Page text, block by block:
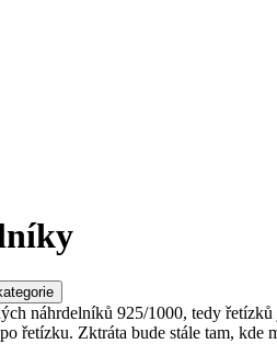
náhrdelníků 925/1000, tedy
řetízku. Zktráta bude stále tam, kde